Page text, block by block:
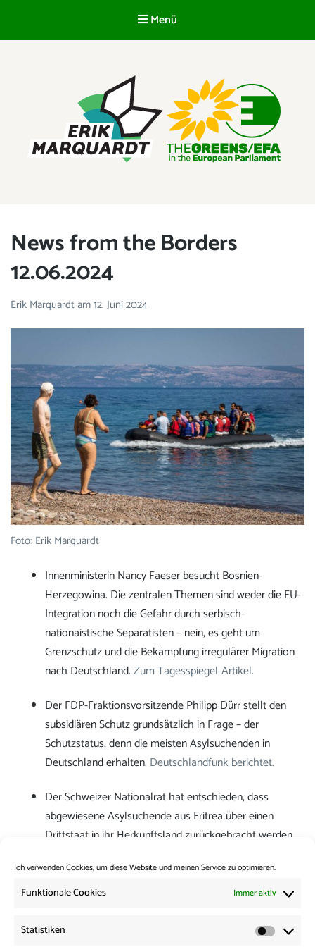
Ich verwenden Cookies, um diese Website und meinen Service zu optimieren.
Funktionale Cookies Immer aktiv
Statistiken
Menü
News from the Borders
12.06.2024
Erik Marquardtam12. Juni 2024
Foto: Erik Marquardt
Innenministerin Nancy Faeser besucht Bosnien-
Herzegowina. Die zentralen Themen sind weder die EU-
Integration noch die Gefahr durch serbisch-
nationaistische Separatisten – nein, es geht um
Grenzschutz und die Bekämpfung irregulärer Migration
nach Deutschland.Zum Tagesspiegel-Artikel.
Der FDP-Fraktionsvorsitzende Philipp Dürr stellt den
subsidiären Schutz grundsätzlich in Frage – der
Schutzstatus, denn die meisten Asylsuchenden in
Deutschland erhalten. Deutschlandfunk berichtet.
Der Schweizer Nationalrat hat entschieden, dass
abgewiesene Asylsuchende aus Eritrea über einen
Drittstaat in ihr Herkunftsland zurückgebracht werden.
Diktaturen der Welt.Kommentar in der woz.